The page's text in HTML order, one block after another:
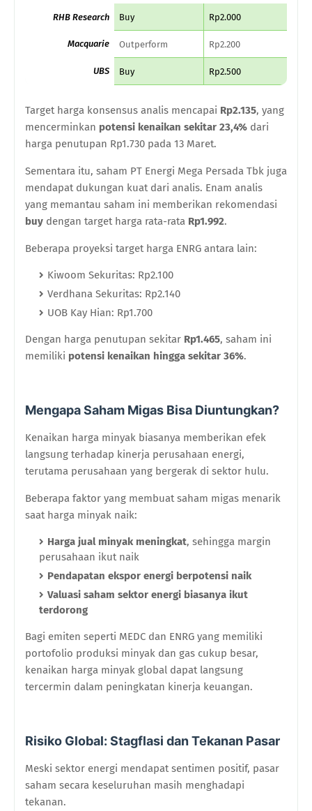
RHB Research Buy Rp2.000
Macquarie Outperform Rp2.200
UBS Buy Rp2.500
Target harga konsensus analis mencapai Rp2.135, yang
mencerminkan potensi kenaikan sekitar 23,4% dari
harga penutupan Rp1.730 pada 13 Maret.
Sementara itu, saham PT Energi Mega Persada Tbk juga
mendapat dukungan kuat dari analis. Enam analis
yang memantau saham ini memberikan rekomendasi
buy dengan target harga rata-rata Rp1.992.
Beberapa proyeksi target harga ENRG antara lain:
Kiwoom Sekuritas: Rp2.100
Verdhana Sekuritas: Rp2.140
UOB Kay Hian: Rp1.700
Dengan harga penutupan sekitar Rp1.465, saham ini
memiliki potensi kenaikan hingga sekitar 36%.
Mengapa Saham Migas Bisa Diuntungkan?
Kenaikan harga minyak biasanya memberikan efek
langsung terhadap kinerja perusahaan energi,
terutama perusahaan yang bergerak di sektor hulu.
Beberapa faktor yang membuat saham migas menarik
saat harga minyak naik:
Harga jual minyak meningkat, sehingga margin
perusahaan ikut naik
Pendapatan ekspor energi berpotensi naik
Valuasi saham sektor energi biasanya ikut
terdorong
Bagi emiten seperti MEDC dan ENRG yang memiliki
portofolio produksi minyak dan gas cukup besar,
kenaikan harga minyak global dapat langsung
tercermin dalam peningkatan kinerja keuangan.
Risiko Global: Stagflasi dan Tekanan Pasar
Meski sektor energi mendapat sentimen positif, pasar
saham secara keseluruhan masih menghadapi
tekanan.